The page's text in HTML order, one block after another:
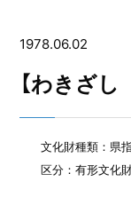
1978.06.02
【わきざ
文化財種類：県
区分：有形文化財